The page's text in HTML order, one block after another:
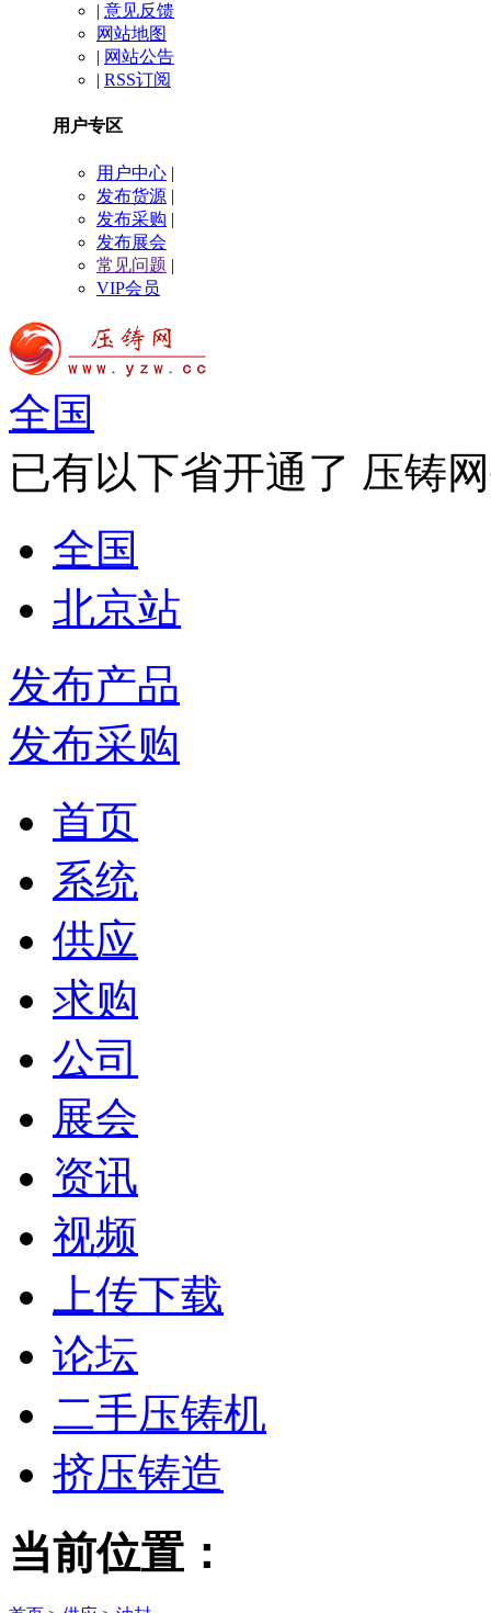
| 意见反馈
网站地图
| 网站公告
| RSS订阅
用户专区
用户中心 |
发布货源 |
发布采购 |
发布展会
常见问题 |
VIP会员
全国
已有以下省开通了 压铸
全国
北京站
发布产品
发布采购
首页
系统
供应
求购
公司
展会
资讯
视频
上传下载
论坛
二手压铸机
挤压铸造
当前位置：